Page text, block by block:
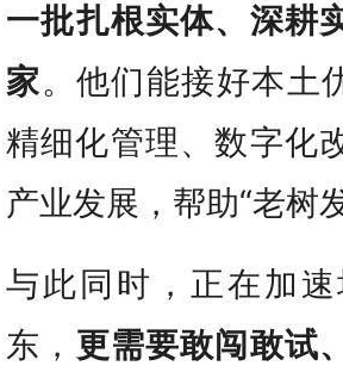
一批扎根实体、深耕
家。他们能接好本土
精细化管理、数字化
产业发展，帮助“老树
与此同时，正在加
东， 更需要敢闯敢试